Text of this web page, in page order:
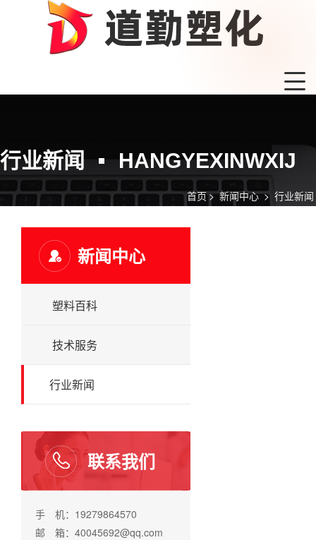
行业新闻 HANGYEXINWXIJ
首页 >新闻中心> 行业新闻
新闻中心
塑料百科
技术服务
行业新闻
联系我们
手 机：19279864570
邮 箱：40045692@qq.com